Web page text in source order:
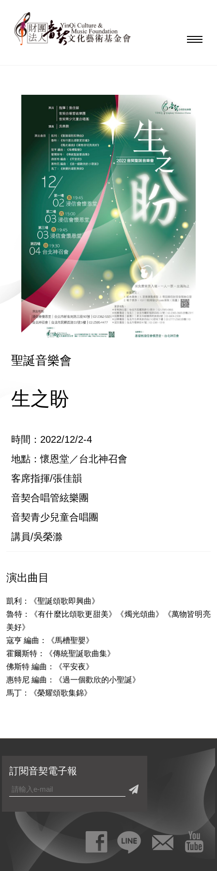
聖誕音樂會
生之盼
時間：2022/12/2-4
地點：懷恩堂／台北神召會
客席指揮/張佳韻
音契合唱管絃樂團
音契青少兒童合唱團
講員/吳榮滁
演出曲目
凱利：《聖誕頌歌即興曲》
魯特：《有什麼比頌歌更甜美》《燭光頌曲》《萬物皆明亮
美好》
寇亨 編曲：《馬槽聖嬰》
霍爾斯特：《傳統聖誕歌曲集》
佛斯特 編曲：《平安夜》
惠特尼 編曲：《過一個歡欣的小聖誕》
馬丁：《榮耀頌歌集錦》
訂閱音契電子報